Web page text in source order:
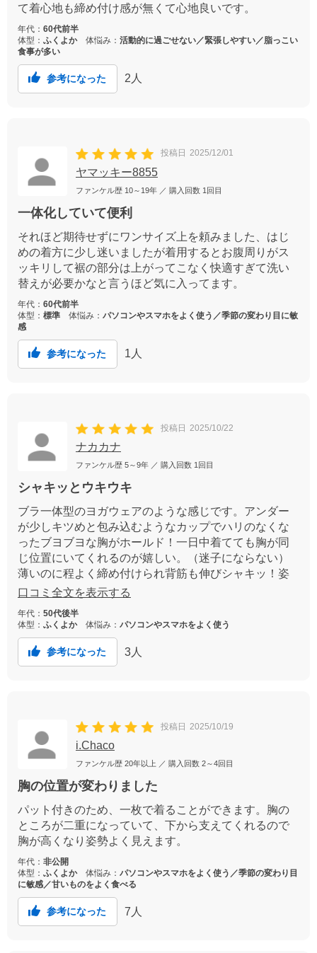
て着心地も締め付け感が無くて心地良いです。
年代： 60代前半
体型： ふくよか体悩み： 活動的に過ごせない／緊張しやすい／脂っこい
食事が多い
参考になった 2 人
投稿日 2025/12/01
ヤマッキー8855
ファンケル歴 10～19年 ／ 購入回数 1回目
一体化していて便利
それほど期待せずにワンサイズ上を頼みました、はじ
めの着方に少し迷いましたが着用するとお腹周りがス
ッキリして裾の部分は上がってこなく快適すぎて洗い
替えが必要かなと言うほど気に入ってます。
年代： 60代前半
体型： 標準 体悩み： パソコンやスマホをよく使う／季節の変わり目に敏
感
参考になった 1 人
投稿日 2025/10/22
ナカカナ
ファンケル歴 5～9年 ／ 購入回数 1回目
シャキッとウキウキ
ブラ一体型のヨガウェアのような感じです。アンダー
が少しキツめと包み込むようなカップでハリのなくな
ったブヨブヨな胸がホールド！一日中着てても胸が同
じ位置にいてくれるのが嬉しい。（迷子にならない）
薄いのに程よく締め付けられ背筋も伸びシャキッ！姿
勢が整ってウキウキ 若返ったようなかんじです。
口コミ全文を表示する
年代： 50代後半
体型： ふくよか体悩み： パソコンやスマホをよく使う
参考になった 3 人
投稿日 2025/10/19
i.Chaco
ファンケル歴 20年以上 ／ 購入回数 2～4回目
胸の位置が変わりました
パット付きのため、一枚で着ることができます。胸の
ところが二重になっていて、下から支えてくれるので
胸が高くなり姿勢よく見えます。
年代： 非公開
体型： ふくよか体悩み： パソコンやスマホをよく使う／季節の変わり目
に敏感／甘いものをよく食べる
参考になった 7 人